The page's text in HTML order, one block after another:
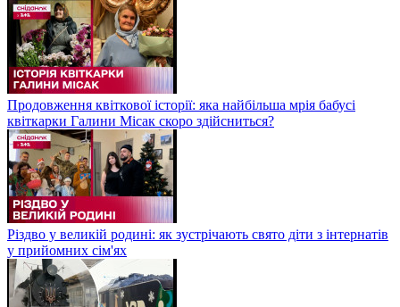
Продовження квіткової історії: яка найбільша мрія бабусі
квіткарки Галини Місак скоро здійсниться?
Різдво у великій родині: як зустрічають свято діти з інтернатів
у прийомних сім'ях